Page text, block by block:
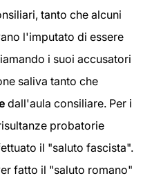
tanto che alcuni
l'imputato di essere
i suoi accusatori
saliva tanto che
dall'aula consiliare. Per i
probatorie
il "saluto fascista".
fatto il "saluto romano"